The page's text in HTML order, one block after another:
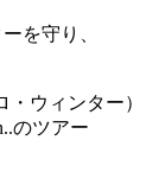
を守り、
ウィンター）
のツアー